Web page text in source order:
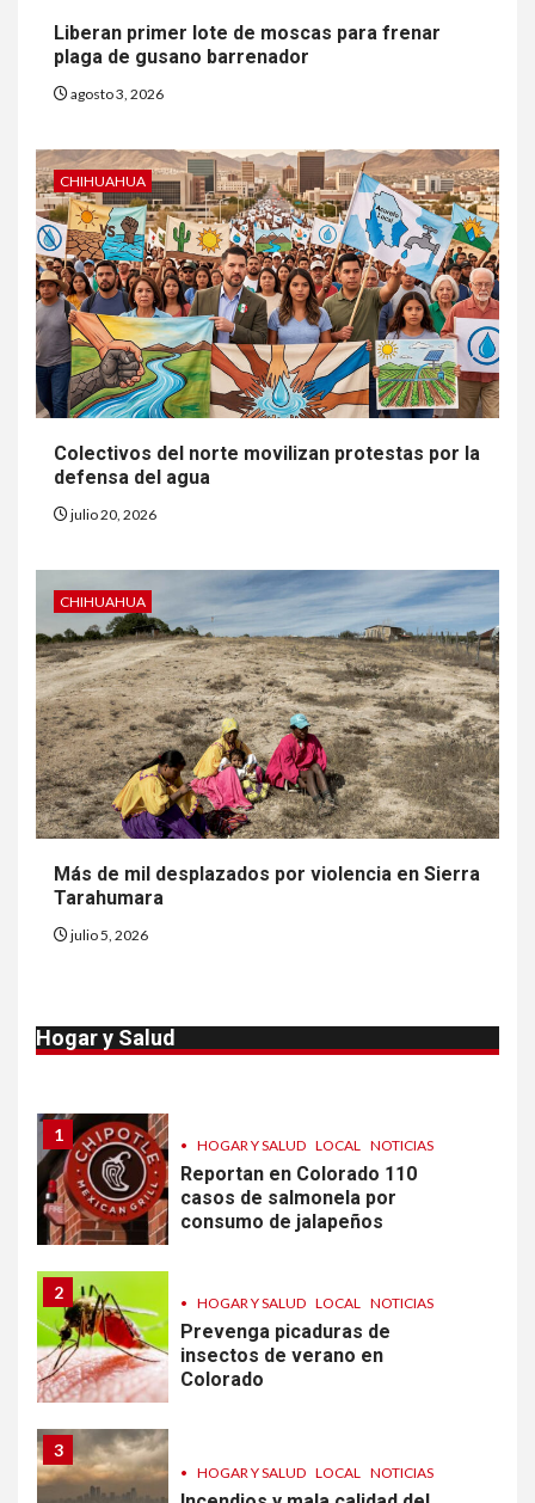
Liberan primer lote de moscas para frenar
plaga de gusano barrenador
agosto 3, 2026
CHIHUAHUA
Colectivos del norte movilizan protestas por la
defensa del agua
julio 20, 2026
CHIHUAHUA
Más de mil desplazados por violencia en Sierra
Tarahumara
julio 5, 2026
Hogar y Salud
6
HOGAR Y SALUD
Gas radón exige atención de
compradores e inquilinos
7
8 • ESTADOS UNIDOS HOGAR Y SALUD
NOTICIAS
EE. UU. reporta sus primeras
dos muertes por Cyclospora
en Michigan
9
• ESTADOS UNIDOS HOGAR Y SALUD
NOTICIAS
Más casos de sarampión en
por parásito que causa
1
• HOGAR Y SALUD LOCAL NOTICIAS
Reportan en Colorado 110
casos de salmonela por
consumo de jalapeños
2
• HOGAR Y SALUD LOCAL NOTICIAS
Prevenga picaduras de
insectos de verano en
Colorado
3
• HOGAR Y SALUD LOCAL NOTICIAS